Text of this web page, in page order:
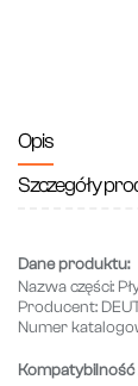
Opis
Szczegóły
Dane produktu:
Nazwa części:
Producent:
Numer
Kompatybilność